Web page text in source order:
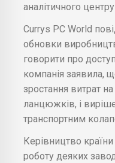
аналітичного
Currys PC World
обновки
говорити про
компанія заявила,
зростання витрат
ланцюжків, і
транспортним
Керівництво
роботу деяких